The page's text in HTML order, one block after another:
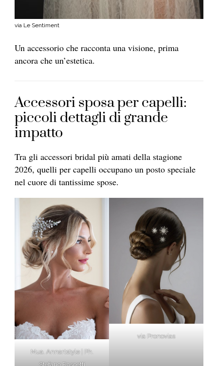
via Le Sentiment
Un accessorio che racconta una visione, prima
ancora che un’estetica.
Accessori sposa per capelli:
piccoli dettagli di grande
impatto
Tra gli accessori bridal più amati della stagione
2026, quelli per capelli occupano un posto speciale
nel cuore di tantissime spose.
Mua. Annartstyle | Ph.
Stefano Roscetti
via Pronovias